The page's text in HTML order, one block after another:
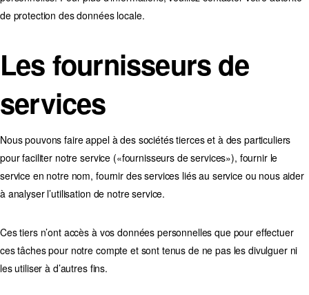
de protection des données locale.
Les fournisseurs de
services
Nous pouvons faire appel à des sociétés tierces et à des particuliers
pour faciliter notre service («fournisseurs de services»), fournir le
service en notre nom, fournir des services liés au service ou nous aider
à analyser l’utilisation de notre service.
Ces tiers n’ont accès à vos données personnelles que pour effectuer
ces tâches pour notre compte et sont tenus de ne pas les divulguer ni
les utiliser à d’autres fins.